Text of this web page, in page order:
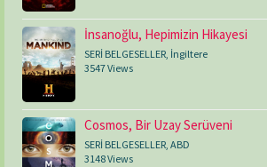
İnsanoğlu, Hepimizin Hikayesi
SERİ BELGESELLER İngiltere
3547 Views
Cosmos, Bir Uzay Serüveni
SERİ BELGESELLER, ABD
3148 Views